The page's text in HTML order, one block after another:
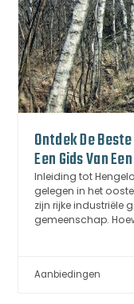
Ontdek De
Een Gids Van
Inleiding tot
gelegen in het
zijn rijke industriële
gemeenschap.
Aanbiedingen